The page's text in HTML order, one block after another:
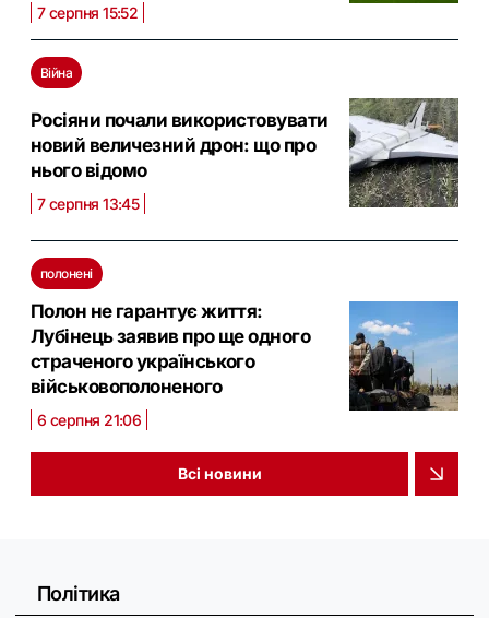
7 серпня 15:52
Війна
Росіяни почали використовувати
новий величезний дрон: що про
нього відомо
7 серпня 13:45
полонені
Полон не гарантує життя:
Лубінець заявив про ще одного
страченого українського
військовополоненого
6 серпня 21:06
Всі новини
Політика